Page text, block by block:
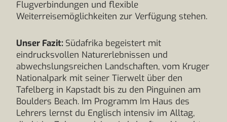
Flugverbindungen und flexible
Weiterreisemöglichkeiten zur Verfügung stehen.
Unser Fazit: Südafrika begeistert mit
eindrucksvollen Naturerlebnissen und
abwechslungsreichen Landschaften, vom Kruger
Nationalpark mit seiner Tierwelt über den
Tafelberg in Kapstadt bis zu den Pinguinen am
Boulders Beach. Im Programm Im Haus des
Lehrers lernst du Englisch intensiv im Alltag,